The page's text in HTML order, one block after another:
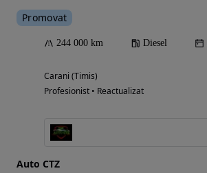
Promovat
244 000 km Diesel
Carani (Timis)
Profesionist • Reactualizat
Auto CTZ